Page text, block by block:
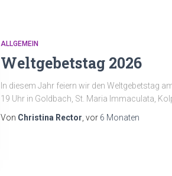
ALLGEMEIN
Weltgebetstag 2026
In diesem Jahr feiern wir den Weltgebetstag
19 Uhr in Goldbach, St. Maria Immaculata,
Von Christina Rector , vor 6 Monaten